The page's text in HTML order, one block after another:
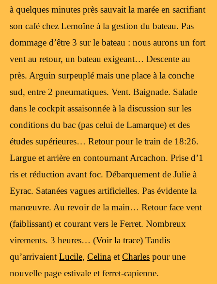
à quelques minutes près sauvait la marée en sacrifiant
son café chez Lemoîne à la gestion du bateau. Pas
dommage d’être 3 sur le bateau : nous aurons un fort
vent au retour, un bateau exigeant… Descente au
près. Arguin surpeuplé mais une place à la conche
sud, entre 2 pneumatiques. Vent. Baignade. Salade
dans le cockpit assaisonnée à la discussion sur les
conditions du bac (pas celui de Lamarque) et des
études supérieures… Retour pour le train de 18:26.
Largue et arrière en contournant Arcachon. Prise d’1
ris et réduction avant foc. Débarquement de Julie à
Eyrac. Satanées vagues artificielles. Pas évidente la
manœuvre. Au revoir de la main… Retour face vent
(faiblissant) et courant vers le Ferret. Nombreux
virements. 3 heures… (Voir la trace) Tandis
qu’arrivaient Lucile, Celina et Charles pour une
nouvelle page estivale et ferret-capienne.